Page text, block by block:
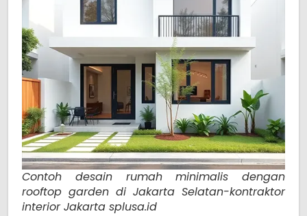
Contoh desain rumah minimalis dengan
rooftop garden di Jakarta Selatan-kontraktor
interior Jakarta splusa.id